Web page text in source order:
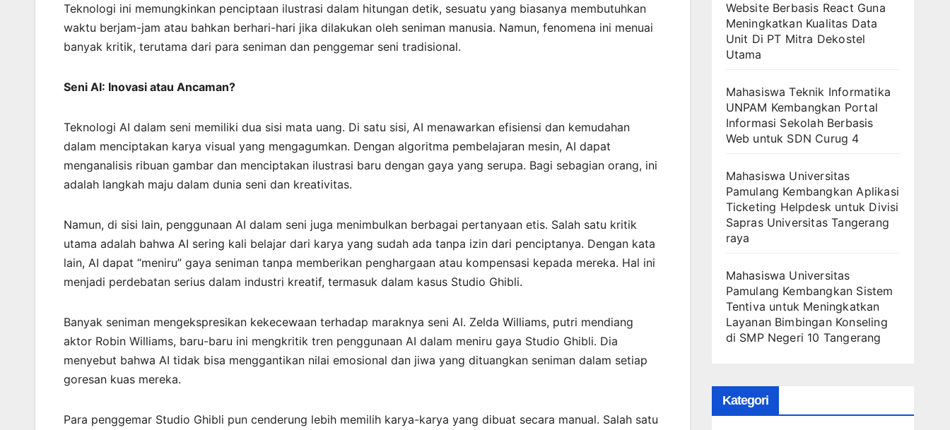
Teknologi ini memungkinkan penciptaan ilustrasi dalam hitungan detik, sesuatu yang biasanya membutuhkan
waktu berjam-jam atau bahkan berhari-hari jika dilakukan oleh seniman manusia. Namun, fenomena ini menuai
banyak kritik, terutama dari para seniman dan penggemar seni tradisional.
Seni AI: Inovasi atau Ancaman?
Teknologi AI dalam seni memiliki dua sisi mata uang. Di satu sisi, AI menawarkan efisiensi dan kemudahan
dalam menciptakan karya visual yang mengagumkan. Dengan algoritma pembelajaran mesin, AI dapat
menganalisis ribuan gambar dan menciptakan ilustrasi baru dengan gaya yang serupa. Bagi sebagian orang, ini
adalah langkah maju dalam dunia seni dan kreativitas.
Namun, di sisi lain, penggunaan AI dalam seni juga menimbulkan berbagai pertanyaan etis. Salah satu kritik
utama adalah bahwa AI sering kali belajar dari karya yang sudah ada tanpa izin dari penciptanya. Dengan kata
lain, AI dapat “meniru” gaya seniman tanpa memberikan penghargaan atau kompensasi kepada mereka. Hal ini
menjadi perdebatan serius dalam industri kreatif, termasuk dalam kasus Studio Ghibli.
Banyak seniman mengekspresikan kekecewaan terhadap maraknya seni AI. Zelda Williams, putri mendiang
aktor Robin Williams, baru-baru ini mengkritik tren penggunaan AI dalam meniru gaya Studio Ghibli. Dia
menyebut bahwa AI tidak bisa menggantikan nilai emosional dan jiwa yang dituangkan seniman dalam setiap
goresan kuas mereka.
Para penggemar Studio Ghibli pun cenderung lebih memilih karya-karya yang dibuat secara manual. Salah satu
Website Berbasis React Guna
Meningkatkan Kualitas Data
Unit Di PT Mitra Dekostel
Utama
Mahasiswa Teknik Informatika
UNPAM Kembangkan Portal
Informasi Sekolah Berbasis
Web untuk SDN Curug 4
Mahasiswa Universitas
Pamulang Kembangkan Aplikasi
Ticketing Helpdesk untuk Divisi
Sapras Universitas Tangerang
raya
Mahasiswa Universitas
Pamulang Kembangkan Sistem
Tentiva untuk Meningkatkan
Layanan Bimbingan Konseling
di SMP Negeri 10 Tangerang
Kategori